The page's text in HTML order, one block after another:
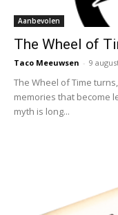
Aanbevolen
The Wheel of
Taco Meeuwsen - 9
The Wheel of Time
memories that become
myth is long...